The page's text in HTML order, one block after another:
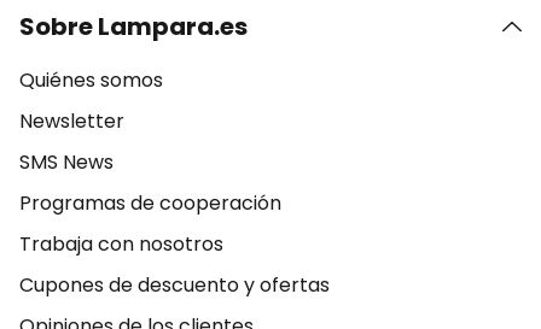
Sobre Lampara.es
Quiénes somos
Newsletter
SMS News
Programas de cooperación
Trabaja con nosotros
Cupones de descuento y ofertas